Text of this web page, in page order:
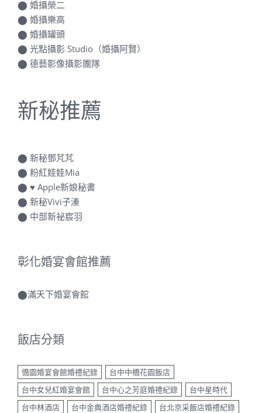
⬤ 婚攝榮二
⬤ 婚攝樂高
⬤ 婚攝罐頭
⬤ 光點攝影 Studio（婚攝阿賢）
⬤ 德藝影像攝影團隊
新秘推薦
⬤ 新秘鄧芃芃
⬤ 粉紅娃娃Mia
⬤ ♥ Apple新娘秘書
⬤ 新秘Vivi子溱
⬤ 中部新祕宸羽
彰化婚宴會館推薦
⬤滿天下婚宴會館
飯店分類
僑園婚宴會館婚禮紀錄
台中中橋花園飯店
台中女兒紅婚宴會館
台中心之芳庭婚禮紀錄
台中星時代
台中林酒店
台中金典酒店婚禮紀錄
台北京采飯店婚禮紀錄